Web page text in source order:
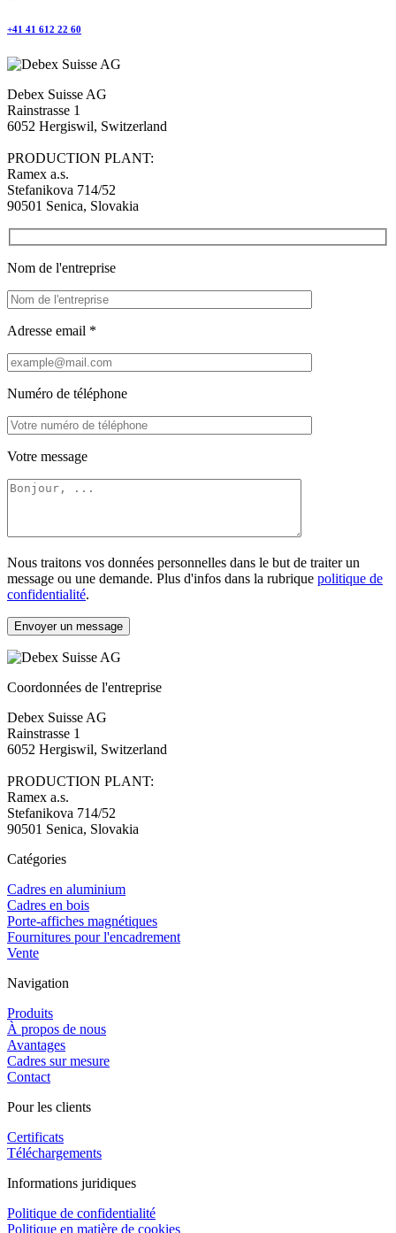
+41 41 612 22 60
Debex Suisse AG
Rainstrasse 1
6052 Hergiswil, Switzerland
PRODUCTION PLANT:
Ramex a.s.
Stefanikova 714/52
90501 Senica, Slovakia
Nom de l'entreprise
Adresse email *
Numéro de téléphone
Votre message
Nous traitons vos données personnelles dans le but de traiter un
message ou une demande. Plus d'infos dans la rubrique politique de
confidentialité.
Envoyer un message
Coordonnées de l'entreprise
Debex Suisse AG
Rainstrasse 1
6052 Hergiswil, Switzerland
PRODUCTION PLANT:
Ramex a.s.
Stefanikova 714/52
90501 Senica, Slovakia
Catégories
Cadres en aluminium
Cadres en bois
Porte-affiches magnétiques
Fournitures pour l'encadrement
Vente
Navigation
Produits
À propos de nous
Avantages
Cadres sur mesure
Contact
Pour les clients
Certificats
Téléchargements
Informations juridiques
Politique de confidentialité
Politique en matière de cookies